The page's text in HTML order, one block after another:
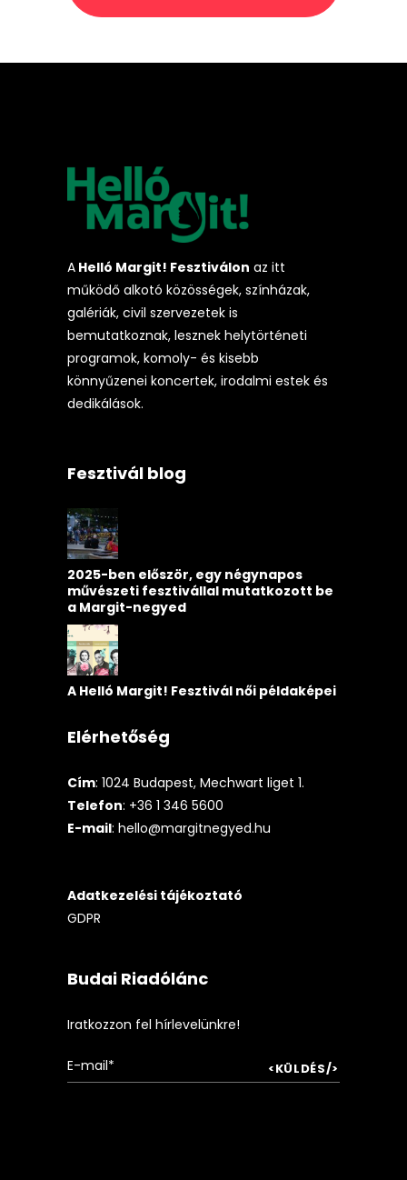
A Helló Margit! Fesztiválon az itt
működő alkotó közösségek, színházak,
galériák, civil szervezetek is
bemutatkoznak, lesznek helytörténeti
programok, komoly- és kisebb
könnyűzenei koncertek, irodalmi estek és
dedikálások.
Fesztivál blog
2025-ben először, egy négynapos
művészeti fesztivállal mutatkozott be
a Margit-negyed
A Helló Margit! Fesztivál női példaképei
Elérhetőség
Cím: 1024 Budapest, Mechwart liget 1.
Telefon: +36 1 346 5600
E-mail: hello@margitnegyed.hu
Adatkezelési tájékoztató
GDPR
Budai Riadólánc
Iratkozzon fel hírlevelünkre!